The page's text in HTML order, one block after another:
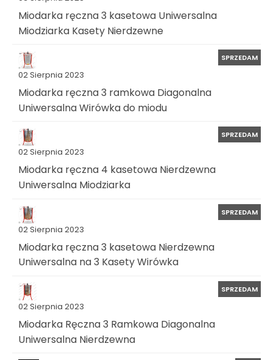
Miodarka ręczna 3 kasetowa Uniwersalna
Miodziarka Kasety Nierdzewne
02 Sierpnia 2023
SPRZEDAM
Miodarka ręczna 3 ramkowa Diagonalna
Uniwersalna Wirówka do miodu
02 Sierpnia 2023
SPRZEDAM
Miodarka ręczna 4 kasetowa Nierdzewna
Uniwersalna Miodziarka
02 Sierpnia 2023
SPRZEDAM
Miodarka ręczna 3 kasetowa Nierdzewna
Uniwersalna na 3 Kasety Wirówka
02 Sierpnia 2023
SPRZEDAM
Miodarka Ręczna 3 Ramkowa Diagonalna
Uniwersalna Nierdzewna